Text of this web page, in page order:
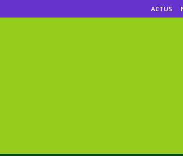
ACTUS